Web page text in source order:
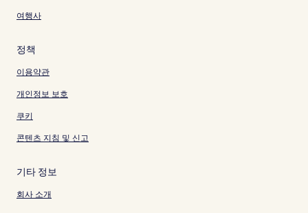
여행사
정책
이용약관
개인정보 보호
쿠키
콘텐츠 지침 및 신고
기타 정보
회사 소개